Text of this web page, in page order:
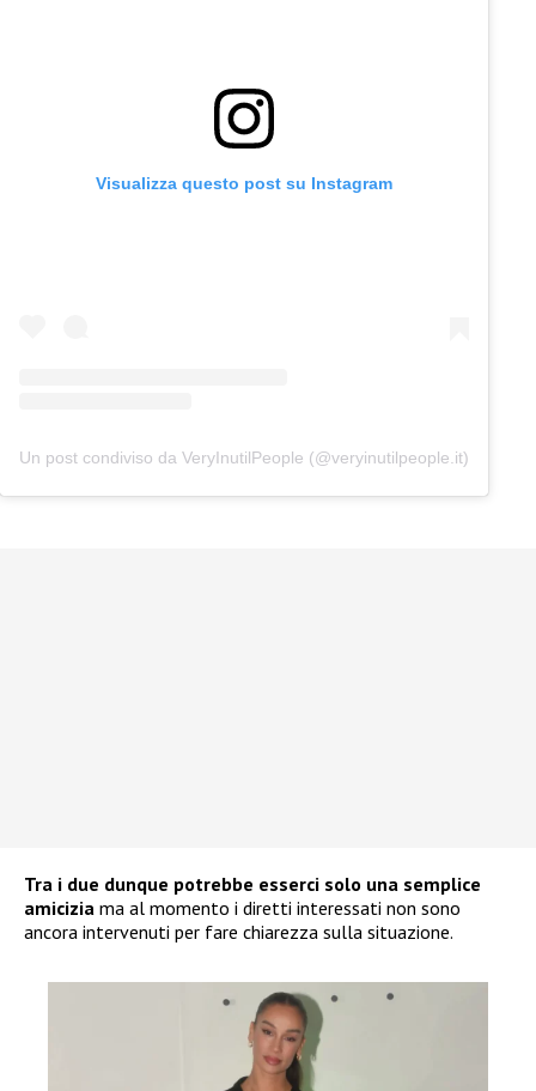
Visualizza questo post su Instagram
Un post condiviso da VeryInutilPeople (@veryinutilpeople.it)
Tra i due dunque potrebbe esserci solo una semplice
amicizia ma al momento i diretti interessati non sono
ancora intervenuti per fare chiarezza sulla situazione.